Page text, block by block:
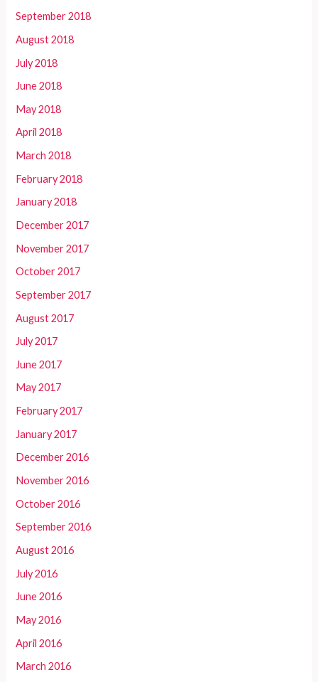
September 2018
August 2018
July 2018
June 2018
May 2018
April 2018
March 2018
February 2018
January 2018
December 2017
November 2017
October 2017
September 2017
August 2017
July 2017
June 2017
May 2017
February 2017
January 2017
December 2016
November 2016
October 2016
September 2016
August 2016
July 2016
June 2016
May 2016
April 2016
March 2016